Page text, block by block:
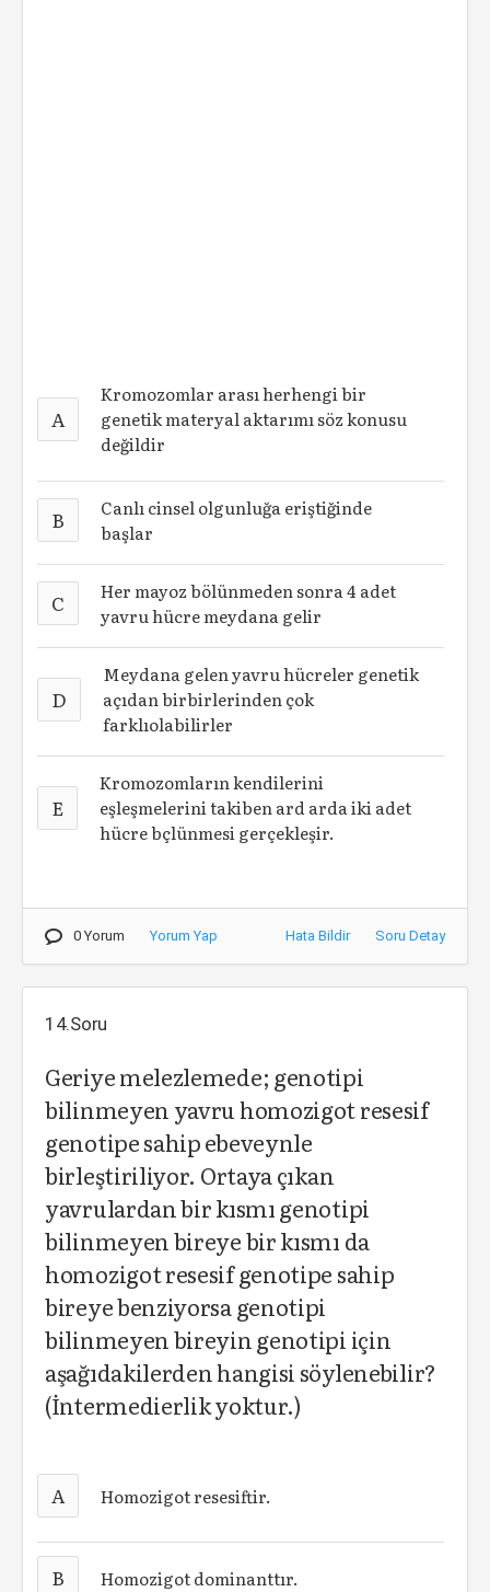
A
Kromozomlar arası herhengi bir
genetik materyal aktarımı söz konusu
değildir
B
Canlı cinsel olgunluğa eriştiğinde
başlar
C
Her mayoz bölünmeden sonra 4 adet
yavru hücre meydana gelir
D
Meydana gelen yavru hücreler genetik
açıdan birbirlerinden çok
farklıolabilirler
E
Kromozomların kendilerini
eşleşmelerini takiben ard arda iki adet
hücre bçlünmesi gerçekleşir.
0 Yorum Yorum Yap Hata Bildir Soru Detay
14.Soru
Geriye melezlemede; genotipi
bilinmeyen yavru homozigot resesif
genotipe sahip ebeveynle
birleştiriliyor. Ortaya çıkan
yavrulardan bir kısmı genotipi
bilinmeyen bireye bir kısmı da
homozigot resesif genotipe sahip
bireye benziyorsa genotipi
bilinmeyen bireyin genotipi için
aşağıdakilerden hangisi söylenebilir?
(İntermedierlik yoktur.)
A Homozigot resesiftir.
B Homozigot dominanttır.